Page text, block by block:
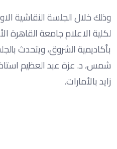
وذلك خلال الجلسة النقاشية
لكلية الاعلام جامعة القاهرة
بأكاديمية الشروق، ويتحدث
شمس، د. عزة عبد العظيم استاذ
زايد بالأمارات.